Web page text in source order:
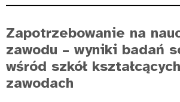
Zapotrzebowanie na
zawodu – wyniki badań
wśród szkół
zawodach